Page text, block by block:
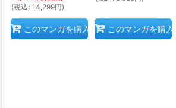
(税込 : 14,299円)
このマンガを購入 このマンガを購入